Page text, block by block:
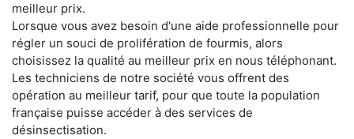
meilleur prix.
Lorsque vous avez besoin d'une aide professionnelle pour
régler un souci de prolifération de fourmis, alors
choisissez la qualité au meilleur prix en nous téléphonant.
Les techniciens de notre société vous offrent des
opération au meilleur tarif, pour que toute la population
française puisse accéder à des services de
désinsectisation.